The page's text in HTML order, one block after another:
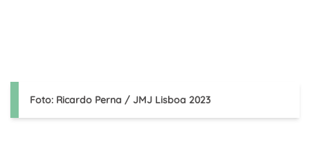
Foto: Ricardo Perna / JMJ Lisboa 2023